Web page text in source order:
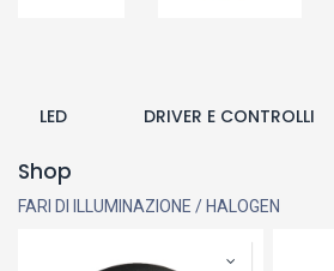
LED DRIVER E CONTROLLI
Shop
FARI DI ILLUMINAZIONE / HALOGEN